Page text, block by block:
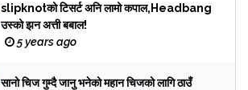
slipknotको टिसर्ट अनि लामो कपाल,Headbang
उस्को झन अत्ती बबाल!
5 years ago
सानो चिज गुम्दै जानु भनेको महान चिजको लागि ठाउँ